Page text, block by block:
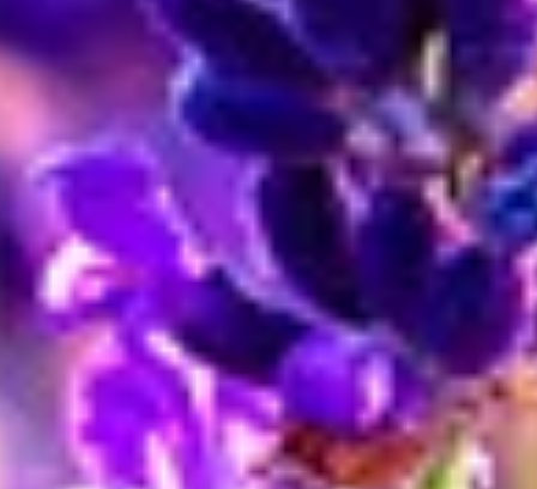
Steckbrief
Herkunft
Mittelmeerraum, Südeuropa, Nordafrika
Familie
Lippenblütler
Blütezeit
MaibisJuli
Standort
Volle Sonne
Symbolik
Zärtlichkeit, Erotik